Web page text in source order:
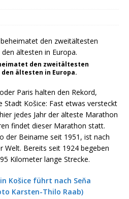
den zweitältesten
ältesten in Europa.
Paris halten den Rekord,
Stadt Košice: Fast etwas versteckt
jedes Jahr der älteste Marathon
findet dieser Marathon statt.
der Beiname seit 1951, ist nach
Bereits seit 1924 begeben
Kilometer lange Strecke.